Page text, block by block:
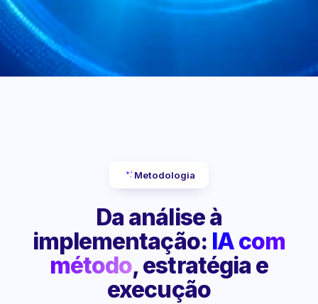
Metodologia
Da análise à
implementação: IA com
método, estratégia e
execução